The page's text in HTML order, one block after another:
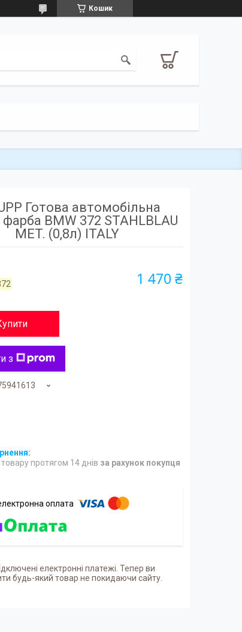
Кошик
Готова автомобільна
BMW 372 STAHLBLAU
MET. (0,8л) ITALY
1 470 ₴
з
протягом 14 днів за рахунок покупця
електронні платежі. Тепер ви
будь-який товар не покидаючи сайту.